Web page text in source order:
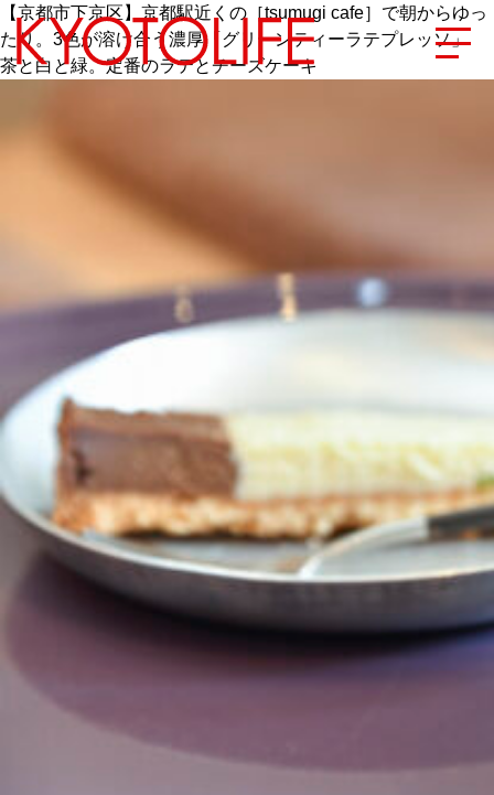
エリアから探す
地図から探す
カテゴリーから探す
SPECIAL
NEW OPEN
SERIES
CULTURE
ABOUT US
Instagram
チケットプレゼント応募
【京都市下京区】京都駅近くの［tsumugi cafe］で朝からゆっ
たり。3色が溶け合う濃厚「グリーンティーラテプレッソ」
茶と白と緑。定番のラテとチーズケーキ